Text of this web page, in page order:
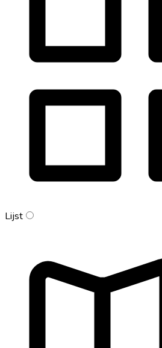
Lijst